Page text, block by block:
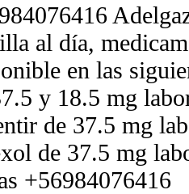
al día,
en las
y 18.5 mg
de 37.5 mg
de 37.5 mg
+56984076416